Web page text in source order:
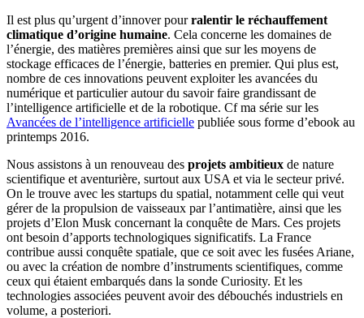
Il est plus qu’urgent d’innover pourralentir le réchauffement
climatique d’origine humaine. Cela concerne les domaines de
l’énergie, des matières premières ainsi que sur les moyens de
stockage efficaces de l’énergie, batteries en premier. Qui plus est,
nombre de ces innovations peuvent exploiter les avancées du
numérique et particulier autour du savoir faire grandissant de
l’intelligence artificielle et de la robotique. Cf ma série sur les
Avancées de l’intelligence artificielle publiée sous forme d’ebook au
printemps 2016.
Nous assistons à un renouveau des projets ambitieux de nature
scientifique et aventurière, surtout aux USA et via le secteur privé.
On le trouve avec les startups du spatial, notamment celle qui veut
gérer de la propulsion de vaisseaux par l’antimatière, ainsi que les
projets d’Elon Musk concernant la conquête de Mars. Ces projets
ont besoin d’apports technologiques significatifs. La France
contribue aussi conquête spatiale, que ce soit avec les fusées Ariane,
ou avec la création de nombre d’instruments scientifiques, comme
ceux qui étaient embarqués dans la sonde Curiosity. Et les
technologies associées peuvent avoir des débouchés industriels en
volume, a posteriori.